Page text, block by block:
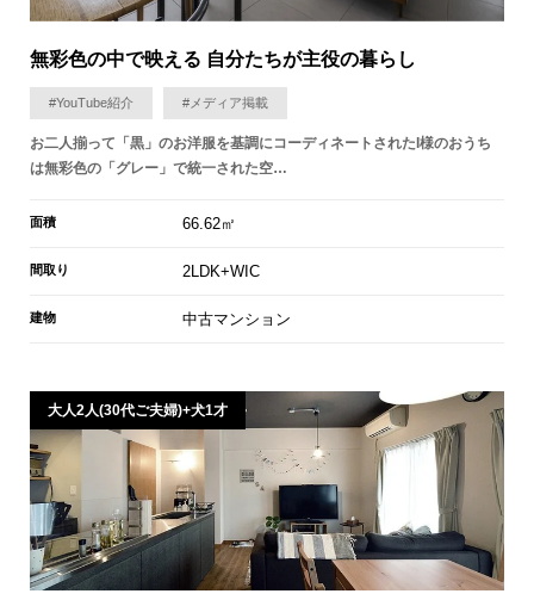
無彩色の中で映える 自分たちが主役の暮らし
#YouTube紹介 #メディア掲載
お二人揃って「黒」のお洋服を基調にコーディネートされたI様のおうち
は無彩色の「グレー」で統一された空…
面積 66.62㎡
間取り 2LDK+WIC
建物 中古マンション
大人2人(30代ご夫婦)+犬1才